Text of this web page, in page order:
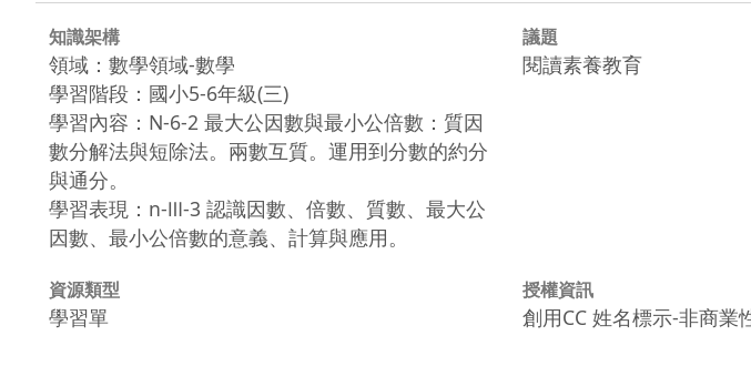
知識架構
領域：數學領域-數學
學習階段：國小5-6年級(三)
學習內容：N-6-2 最大公因數與最小公倍數：質因
數分解法與短除法。兩數互質。運用到分數的約分
與通分。
學習表現：n-Ⅲ-3 認識因數、倍數、質數、最大公
因數、最小公倍數的意義、計算與應用。
議題
閱讀素養教育
資源類型
學習單
授權資訊
創用CC 姓名標示-非商業